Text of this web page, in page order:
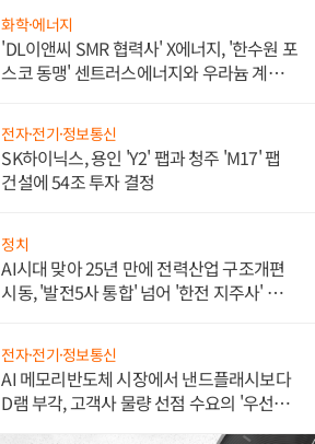
화학·에너지
'DL이앤씨 SMR 협력사' X에너지, '한수원 포
스코 동맹' 센트러스에너지와 우라늄 계약
전자·전기·정보통신
SK하이닉스, 용인 'Y2' 팹과 청주 'M17' 팹
건설에 54조 투자 결정
정치
AI시대 맞아 25년 만에 전력산업 구조개편
시동, '발전5사 통합' 넘어 '한전 지주사' 재편
전자·전기·정보통신
AI 메모리반도체 시장에서 낸드플래시보다
D램 부각, 고객사 물량 선점 수요의 '우선순